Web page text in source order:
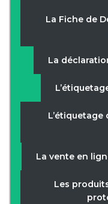
La Fiche de
La
La vente en
Les